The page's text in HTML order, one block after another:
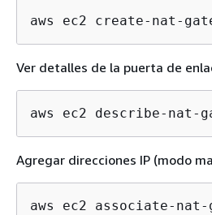
aws ec2 create-nat-
Ver detalles de la puerta de
aws ec2 describe-nat-
Agregar direcciones IP (modo
aws ec2 associate-